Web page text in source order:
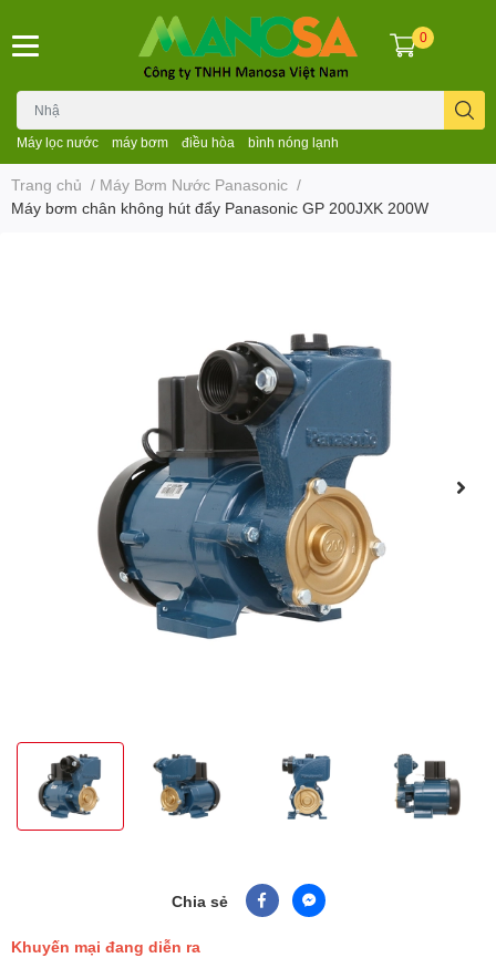
Máy lọc nước máy bơm điều hòa bình nóng lạnh
0
Trang chủ / Máy Bơm Nước Panasonic /
Máy bơm chân không hút đẩy Panasonic GP 200JXK 200W
Chia sẻ
Khuyến mại đang diễn ra